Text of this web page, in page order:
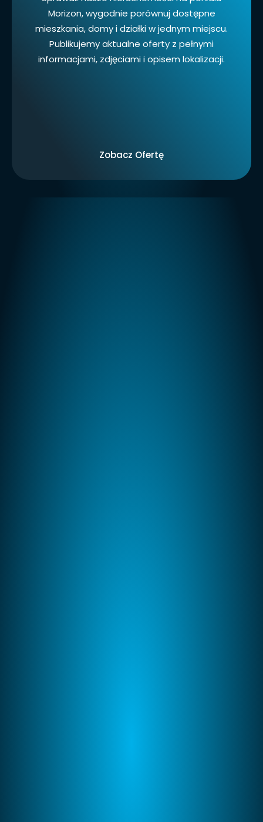
Morizon, wygodnie porównuj dostępne
mieszkania, domy i działki w jednym miejscu.
Publikujemy aktualne oferty z pełnymi
informacjami, zdjęciami i opisem lokalizacji.
Zobacz Ofertę